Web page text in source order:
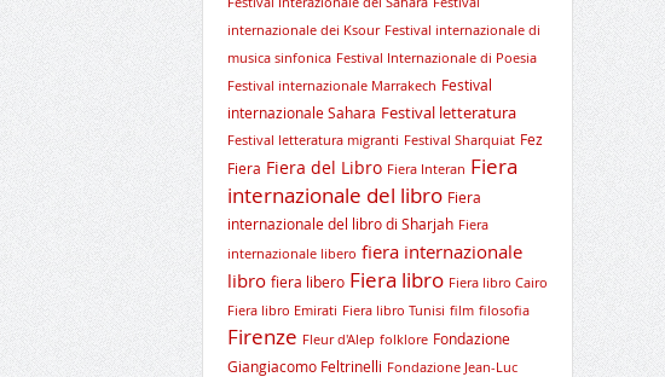
internazionale dei Ksour Festival internazionale di
musica sinfonica Festival Internazionale di Poesia
Festival internazionale Marrakech Festival
internazionale Sahara Festival letteratura
Festival letteratura migranti Festival Sharquiat Fez
Fiera Fiera del Libro Fiera Interan Fiera
internazionale del libro Fiera
internazionale del libro di Sharjah Fiera
internazionale libero fiera internazionale
libro fiera libero Fiera libro Fiera libro Cairo
Fiera libro Emirati Fiera libro Tunisi film filosofia
Firenze Fleur d'Alep folklore Fondazione
Giangiacomo Feltrinelli Fondazione Jean-Luc